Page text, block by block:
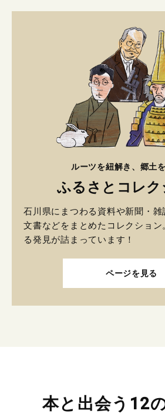
ルーツを紐解き、郷土
ふるさとコレク
石川県にまつわる資料や新聞・雑
文書などをまとめたコレクション
る発見が詰まっています！
ページを見る
本と出会う12